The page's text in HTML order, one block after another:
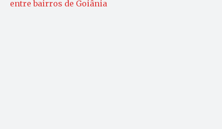
entre bairros de Goiânia